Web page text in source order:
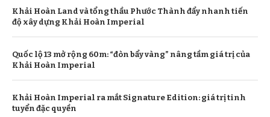
Khải Hoàn Land và tổng thầu Phước Thành đẩy nhanh tiến
độ xây dựng Khải Hoàn Imperial
Quốc lộ 13 mở rộng 60m: “đòn bẩy vàng” nâng tầm giá trị của
Khải Hoàn Imperial
Khải Hoàn Imperial ra mắt Signature Edition: giá trị tinh
tuyển đặc quyền